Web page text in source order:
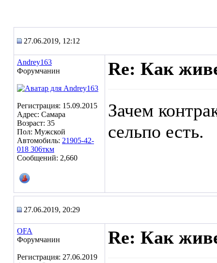
27.06.2019, 12:12
Andrey163
Форумчанин
Регистрация: 15.09.2015
Адрес: Самара
Возраст: 35
Пол: Мужской
Автомобиль: 21905-42-
018 306ткм
Сообщений: 2,660
Re: Как
Зачем
сельпо есть.
27.06.2019, 20:29
OFA
Форумчанин
Регистрация: 27.06.2019
Re: Как